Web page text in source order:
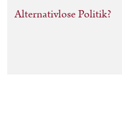
Alternativlose Politik?